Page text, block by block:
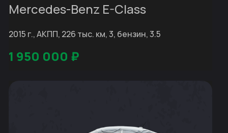
Mercedes-Benz E-Class
2015 г., АКПП, 226 тыс. км, 3, бензин, 3.5
1 950 000 ₽